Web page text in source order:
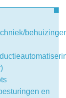
en